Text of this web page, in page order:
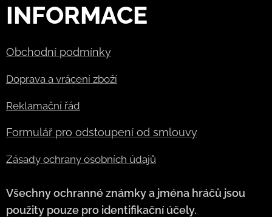
INFORMACE
Obchodní podmínky
Doprava a vrácení zboží
Reklamační řád
Formulář pro odstoupení od smlouvy
Zásady ochrany osobních údajů
Všechny ochranné známky a jména hráčů jsou
použity pouze pro identifikační účely.